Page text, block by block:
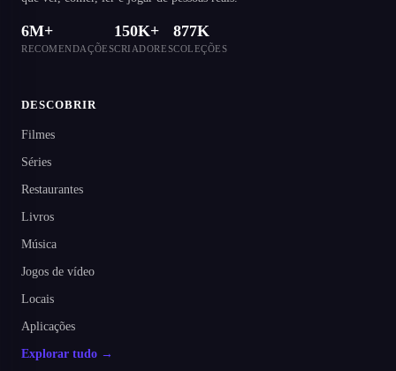
6M+
RECOMENDAÇÕES
150K+
CRIADORES
877K
COLEÇÕES
DESCOBRIR
Filmes
Séries
Restaurantes
Livros
Música
Jogos de vídeo
Locais
Aplicações
Explorar tudo →